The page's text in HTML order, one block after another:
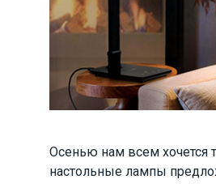
Осенью нам всем хочется
настольные лампы